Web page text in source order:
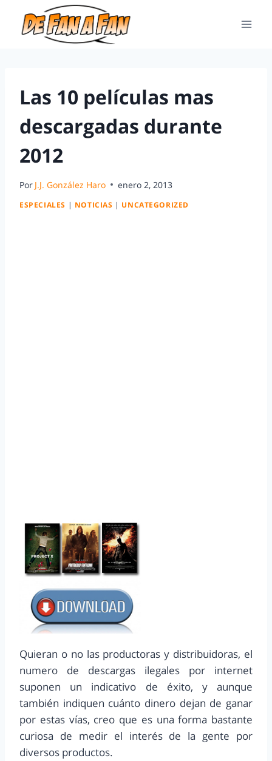
Las 10 películas mas
descargadas durante
2012
Por J.J. González Haro enero 2, 2013
ESPECIALES | NOTICIAS | UNCATEGORIZED
Quieran o no las productoras y distribuidoras, el
numero de descargas ilegales por internet
suponen un indicativo de éxito, y aunque
también indiquen cuánto dinero dejan de ganar
por estas vías, creo que es una forma bastante
curiosa de medir el interés de la gente por
diversos productos.